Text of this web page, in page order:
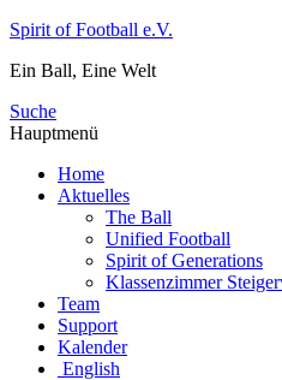
Zum
springen
Spirit of Football e.V.
Ein Ball, Eine Welt
Suche
Hauptmenü
Home
Aktuelles
The Ball
Unified Football
Spirit of Generations
Klassenzimmer
Team
Support
Kalender
English